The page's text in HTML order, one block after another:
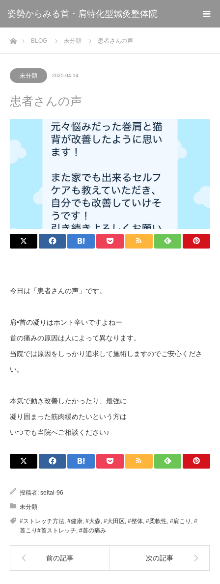
姿勢からみる首・肩特化型鍼灸整体院
ホームBLOG 未分類 患者さんの声
未分類 2025.04.14
患者さんの声
今日は「患者さんの声」です。
肩•首の凝りはホント辛いですよねー
首の痛みの原因は人によって異なります。
当院では原因をしっかり追求して施術しますのでご安心くださ
い。
本気で動き改善したかったり、最強に
凝り固まった筋肉緩めたいという方は
いつでも当院へご相談ください♪
投稿者: seitai-96
未分類
#ストレッチ方法 #健康 #大森 #大田区 #整体 #柔軟性 #肩こり
#
首こり#首ストレッチ #首の痛み
前の記事 次の記事